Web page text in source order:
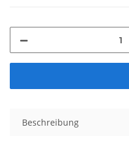
Beschreibung